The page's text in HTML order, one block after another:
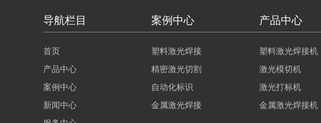
导航栏目
首页
产品中心
案例中心
新闻中心
案例中心
塑料激光焊接
精密激光切割
自动化标识
金属激光焊接
产品中心
塑料激光焊接机
激光模切机
激光打标机
金属激光焊接机